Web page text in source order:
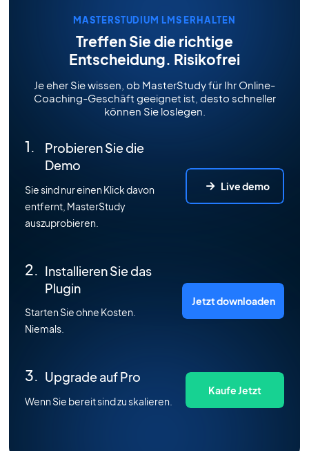
MASTERSTUDIUM LMS ERHALTEN
Treffen Sie die richtige
Entscheidung. Risikofrei
Je eher Sie wissen, ob MasterStudy für Ihr Online-
Coaching-Geschäft geeignet ist, desto schneller
können Sie loslegen.
Probieren Sie die
Demo
Sie sind nur einen Klick davon
entfernt, MasterStudy
auszuprobieren.
Live demo
Installieren Sie das
Plugin
Starten Sie ohne Kosten.
Niemals.
Jetzt downloaden
Upgrade auf Pro
Wenn Sie bereit sind zu skalieren.
Kaufe Jetzt